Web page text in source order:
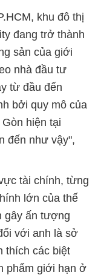
khu đô thị
đang trở thành
sản của giới
nhà đầu tư
từ đầu đến
bởi quy mô của
hiện tại
đến như vậy",
tài chính, từng
lớn của thế
gây ấn tượng
với anh là sở
thích các biệt
phẩm giới hạn ở